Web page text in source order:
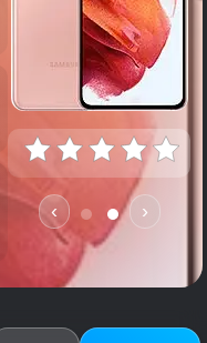
‹
›